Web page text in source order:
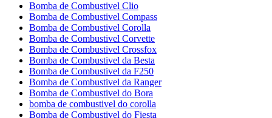
Bomba de Combustivel Clio
Bomba de Combustivel Compass
Bomba de Combustivel Corolla
Bomba de Combustivel Corvette
Bomba de Combustivel Crossfox
Bomba de Combustivel da Besta
Bomba de Combustivel da F250
Bomba de Combustivel da Ranger
Bomba de Combustivel do Bora
bomba de combustivel do corolla
Bomba de Combustivel do Fiesta